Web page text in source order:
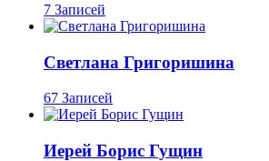
7 Записей
Светлана Григоришина
67 Записей
Иерей Борис Гущин